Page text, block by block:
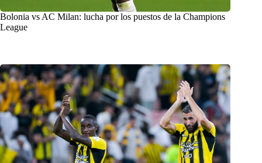
Bolonia vs AC Milan: lucha por los puestos de la Champions
League